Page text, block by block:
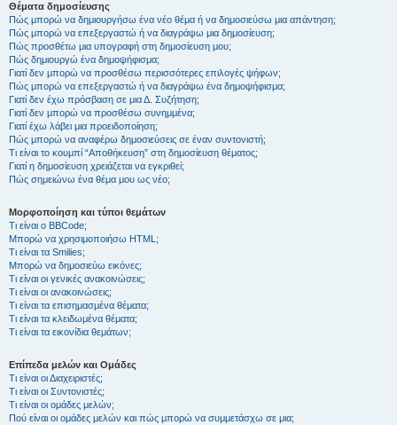
Θέματα δημοσίευσης
Πώς μπορώ να δημιουργήσω ένα νέο θέμα ή να δημοσιεύσω μια απάντηση;
Πώς μπορώ να επεξεργαστώ ή να διαγράψω μια δημοσίευση;
Πώς προσθέτω μια υπογραφή στη δημοσίευση μου;
Πώς δημιουργώ ένα δημοψήφισμα;
Γιατί δεν μπορώ να προσθέσω περισσότερες επιλογές ψήφων;
Πώς μπορώ να επεξεργαστώ ή να διαγράψω ένα δημοψήφισμα;
Γιατί δεν έχω πρόσβαση σε μια Δ. Συζήτηση;
Γιατί δεν μπορώ να προσθέσω συνημμένα;
Γιατί έχω λάβει μια προειδοποίηση;
Πώς μπορώ να αναφέρω δημοσιεύσεις σε έναν συντονιστή;
Τι είναι το κουμπί “Αποθήκευση” στη δημοσίευση θέματος;
Γιατί η δημοσίευση χρειάζεται να εγκριθεί;
Πώς σημειώνω ένα θέμα μου ως νέο;
Μορφοποίηση και τύποι θεμάτων
Τι είναι ο BBCode;
Μπορώ να χρησιμοποιήσω HTML;
Τι είναι τα Smilies;
Μπορώ να δημοσιεύω εικόνες;
Τι είναι οι γενικές ανακοινώσεις;
Τι είναι οι ανακοινώσεις;
Τι είναι τα επισημασμένα θέματα;
Τι είναι τα κλειδωμένα θέματα;
Τι είναι τα εικονίδια θεμάτων;
Επίπεδα μελών και Ομάδες
Τι είναι οι Διαχειριστές;
Τι είναι οι Συντονιστές;
Τι είναι οι ομάδες μελών;
Πού είναι οι ομάδες μελών και πώς μπορώ να συμμετάσχω σε μια;